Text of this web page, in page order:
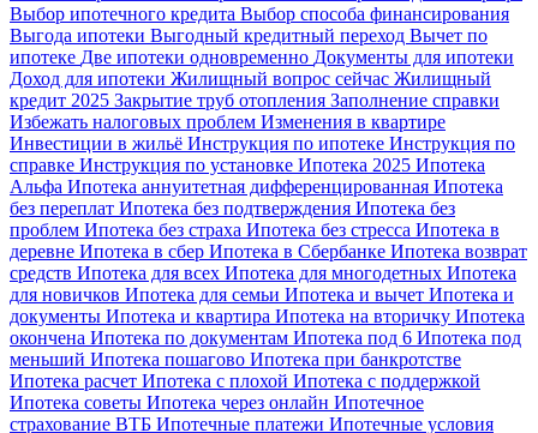
Выбор ипотечного кредита Выбор способа финансирования
Выгода ипотеки Выгодный кредитный переход Вычет по
ипотеке Две ипотеки одновременно Документы для ипотеки
Доход для ипотеки Жилищный вопрос сейчас Жилищный
кредит 2025 Закрытие труб отопления Заполнение справки
Избежать налоговых проблем Изменения в квартире
Инвестиции в жильё Инструкция по ипотеке Инструкция по
справке Инструкция по установке Ипотека 2025 Ипотека
Альфа Ипотека аннуитетная дифференцированная Ипотека
без переплат Ипотека без подтверждения Ипотека без
проблем Ипотека без страха Ипотека без стресса Ипотека в
деревне Ипотека в сбер Ипотека в Сбербанке Ипотека возврат
средств Ипотека для всех Ипотека для многодетных Ипотека
для новичков Ипотека для семьи Ипотека и вычет Ипотека и
документы Ипотека и квартира Ипотека на вторичку Ипотека
окончена Ипотека по документам Ипотека под 6 Ипотека под
меньший Ипотека пошагово Ипотека при банкротстве
Ипотека расчет Ипотека с плохой Ипотека с поддержкой
Ипотека советы Ипотека через онлайн Ипотечное
страхование ВТБ Ипотечные платежи Ипотечные условия